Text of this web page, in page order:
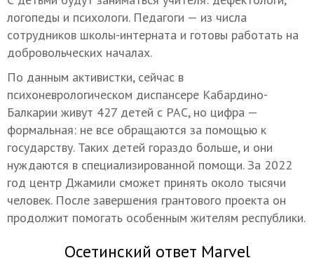
логопеды и психологи. Педагоги — из числа
сотрудников школы-интерната и готовы работать на
добровольческих началах.
По данным активистки, сейчас в
психоневрологическом диспансере Кабардино-
Балкарии живут 427 детей с РАС, но цифра —
формальная: не все обращаются за помощью к
государству. Таких детей гораздо больше, и они
нуждаются в специализированной помощи. За 2022
год центр Джамили сможет принять около тысячи
человек. После завершения грантового проекта он
продолжит помогать особенным жителям республики.
Осетинский ответ Marvel